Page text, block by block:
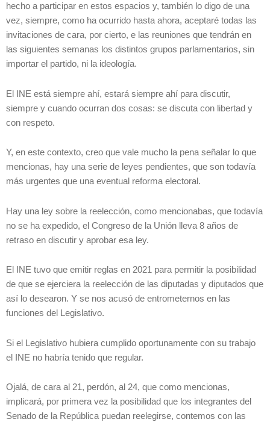
hecho a participar en estos espacios y, también lo digo de una
vez, siempre, como ha ocurrido hasta ahora, aceptaré todas las
invitaciones de cara, por cierto, e las reuniones que tendrán en
las siguientes semanas los distintos grupos parlamentarios, sin
importar el partido, ni la ideología.
El INE está siempre ahí, estará siempre ahí para discutir,
siempre y cuando ocurran dos cosas: se discuta con libertad y
con respeto.
Y, en este contexto, creo que vale mucho la pena señalar lo que
mencionas, hay una serie de leyes pendientes, que son todavía
más urgentes que una eventual reforma electoral.
Hay una ley sobre la reelección, como mencionabas, que todavía
no se ha expedido, el Congreso de la Unión lleva 8 años de
retraso en discutir y aprobar esa ley.
El INE tuvo que emitir reglas en 2021 para permitir la posibilidad
de que se ejerciera la reelección de las diputadas y diputados que
así lo desearon. Y se nos acusó de entrometernos en las
funciones del Legislativo.
Si el Legislativo hubiera cumplido oportunamente con su trabajo
el INE no habría tenido que regular.
Ojalá, de cara al 21, perdón, al 24, que como mencionas,
implicará, por primera vez la posibilidad que los integrantes del
Senado de la República puedan reelegirse, contemos con las